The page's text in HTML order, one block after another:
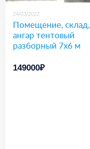
24/03/2022
Помещение, склад,
ангар тентовый
разборный 7х6 м
149000₽